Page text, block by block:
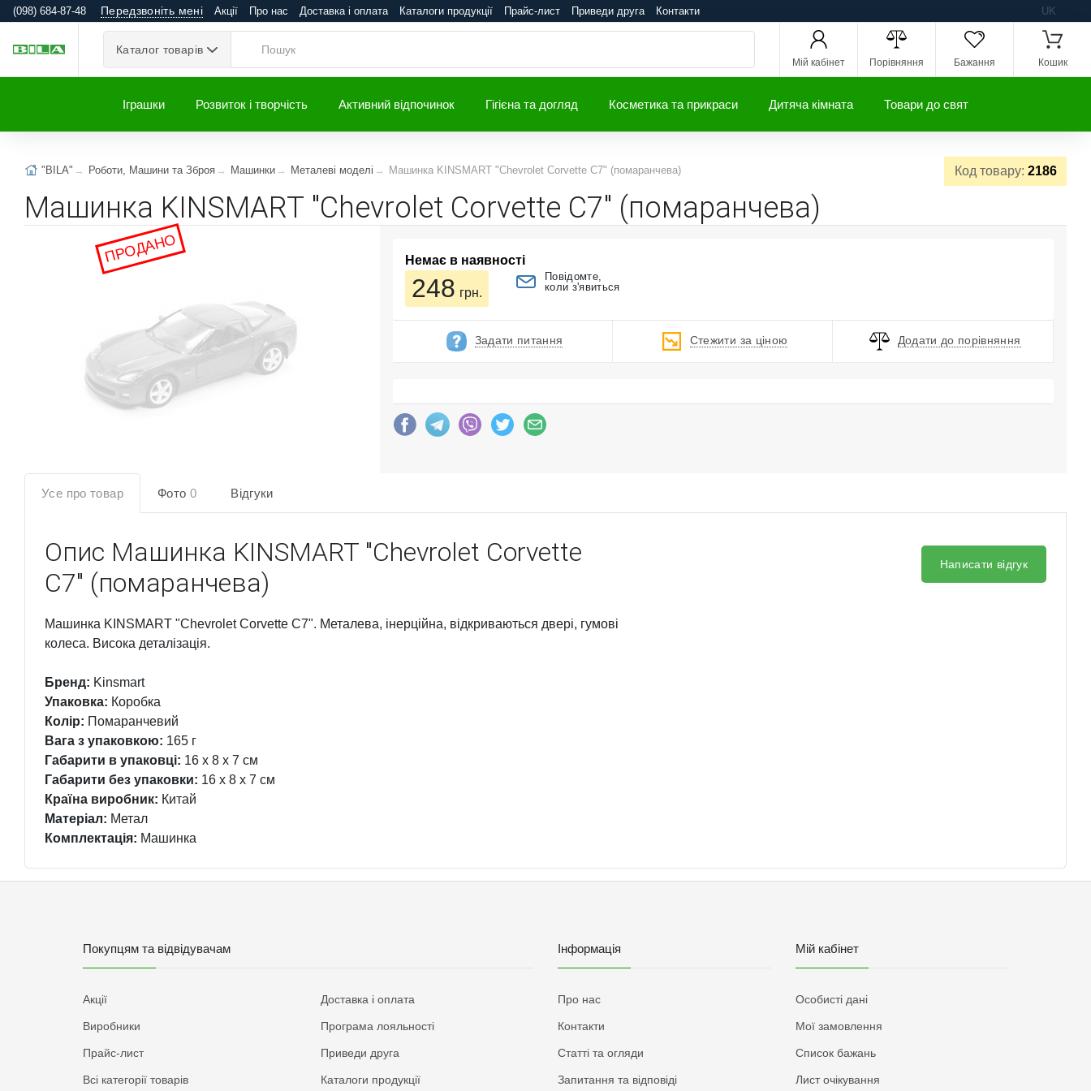
(098) 684-87-48 Передзвоніть мені Акції Про нас Доставка і оплата Каталоги продукції Прайс-лист Приведи друга Контакти UK
Каталог товарів
Мій кабінет Порівняння Бажання Кошик
Іграшки Розвиток і творчість Активний відпочинок Гігієна та догляд Косметика та прикраси Дитяча кімната Товари до свят
Код товару: 2186
"BILA" Роботи, Машини та Зброя Машинки Металеві моделі Машинка KINSMART "Chevrolet Corvette C7" (помаранчева)
Машинка KINSMART "Chevrolet Corvette C7" (помаранчева)
ПРОДАНО Немає в наявності
248 грн.
Повідомте,
коли з'явиться
Задати питання Стежити за ціною Додати до порівняння
Усе про товар Фото 0 Відгуки
Опис Машинка KINSMART "Chevrolet Corvette
C7" (помаранчева)
Машинка KINSMART "Chevrolet Corvette C7". Металева, інерційна, відкриваються двері, гумові
колеса. Висока деталізація.
Бренд: Kinsmart
Упаковка: Коробка
Колір: Помаранчевий
Вага з упаковкою: 165 г
Габарити в упаковці: 16 x 8 x 7 см
Габарити без упаковки: 16 x 8 x 7 см
Країна виробник: Китай
Матеріал: Метал
Комплектація: Машинка
Написати відгук
Покупцям та відвідувачам
Акції
Виробники
Прайс-лист
Всі категорії товарів
Доставка і оплата
Програма лояльності
Приведи друга
Каталоги продукції
Інформація
Про нас
Контакти
Статті та огляди
Запитання та відповіді
Мій кабінет
Особисті дані
Мої замовлення
Список бажань
Лист очікування